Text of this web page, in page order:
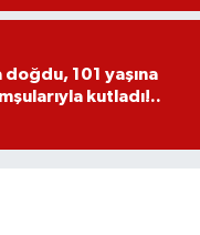
101 yaşına
kutladı!..